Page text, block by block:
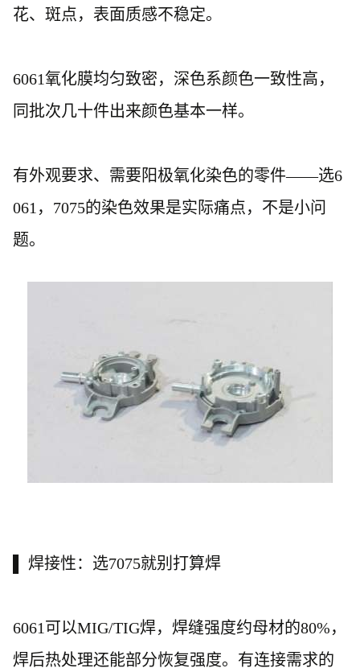
花、斑点，表面质感不稳定。
6061氧化膜均匀致密，深色系颜色一致性高，
同批次几十件出来颜色基本一样。
有外观要求、需要阳极氧化染色的零件——选6
061，7075的染色效果是实际痛点，不是小问
题。
▌ 焊接性：选7075就别打算焊
6061可以MIG/TIG焊，焊缝强度约母材的80%，
焊后热处理还能部分恢复强度。有连接需求的